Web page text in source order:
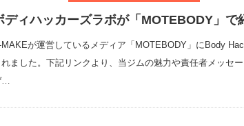
ディハッカーズラボが「MOTEBODY」で
MAKEが運営しているメディア「MOTEBODY」にBody
れました。下記リンクより、当ジムの魅力や責任者メッセ
…